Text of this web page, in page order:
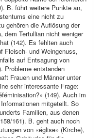
B. führt weitere Punkte an,
eine nicht zu
gehören die Auflösung der
dem Tertullian nicht weniger
(142). Es fehlten auch
Fleisch- und Weingenuss,
auf Entsagung von
Probleme entstanden
Frauen und Männer unter
sehr interessante Frage:
(149). Auch im
mitgeteilt. So
Familien, aus denen
161). B. geht auch noch
von «église» (Kirche),